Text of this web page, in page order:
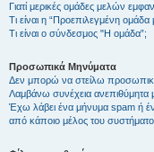
Γιατί μερικές ομάδες μελών
Τι είναι η “Προεπιλεγμένη ομάδα
Τι είναι ο σύνδεσμος "Η ομάδα”;
Προσωπικά Μηνύματα
Δεν μπορώ να στείλω
Λαμβάνω συνέχεια ανεπιθύμητα
Έχω λάβει ένα μήνυμα spam ή
από κάποιο μέλος του